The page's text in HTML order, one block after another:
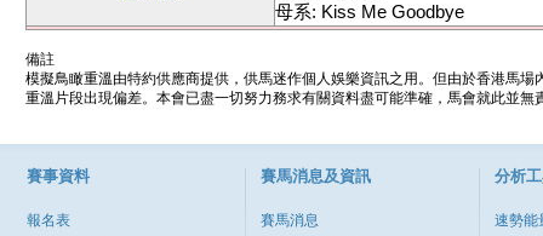
母系: Kiss Me Goodbye
備註
模擬鳥瞰重溫由特約供應商提供，供馬迷作個人娛樂資訊之用。但由於香港馬
重溫片段出現偏差。本會已盡一切努力務求有關資料盡可能準確，馬會就此並
賽事資料
報名表
賽馬消息及資訊
賽馬消息
分析
速勢能